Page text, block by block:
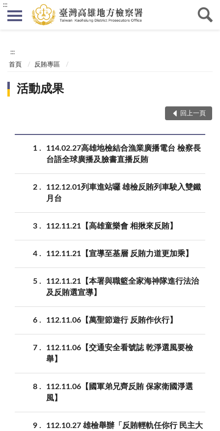
:::
:::
首頁 反賄專區
活動成果
回上一頁
1
114.02.27高雄地檢結合漁業廣播電台 檢察長
台語全球廣播及臉書直播反賄
2
112.12.01列車進站囉 雄檢反賄列車駛入雙鐵
月台
3 112.11.21【高雄童樂會 相揪來反賄】
4 112.11.21【宣導至基層 反賄力道更加乘】
5
112.11.21【本署與職籃全家海神隊進行法治
及反賄選宣導】
6 112.11.06【萬聖節遊行 反賄作伙行】
7
112.11.06【交通安全看號誌 乾淨選風要檢
舉】
8
112.11.06【國軍弟兄齊反賄 保家衛國淨選
風】
9
112.10.27 雄檢舉辦「反賄輕軌任你行 民主大